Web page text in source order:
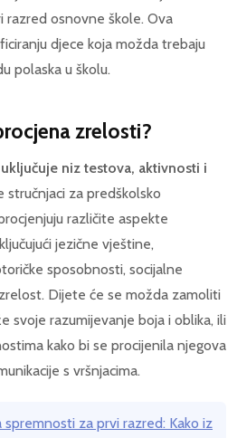
razred osnovne škole. Ova
djece koja možda trebaju
polaska u školu.
zrelosti?
niz testova, aktivnosti i
stručnjaci za predškolsko
različite aspekte
jezične vještine,
sposobnosti, socijalne
Dijete će se možda zamoliti
svoje razumijevanje boja i oblika, ili
kako bi se procijenila njegova
s vršnjacima.
spremnosti za prvi razred: Kako iz